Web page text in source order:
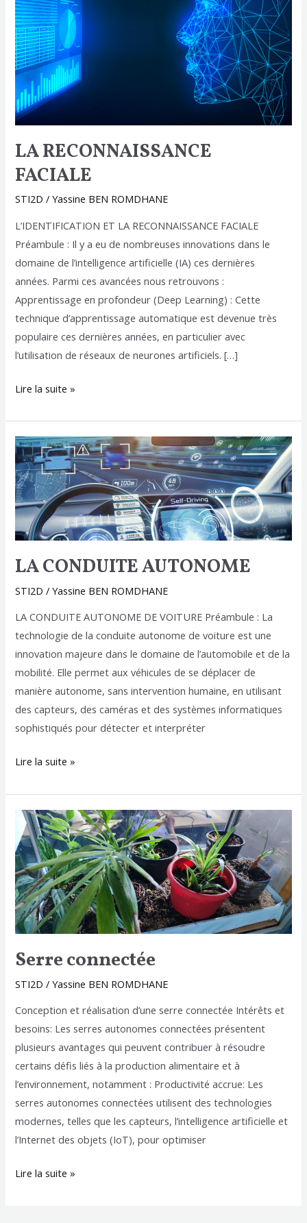
LA RECONNAISSANCE
FACIALE
STI2D /Yassine BEN ROMDHANE
L’IDENTIFICATION ET LA RECONNAISSANCE FACIALE
Préambule : Il y a eu de nombreuses innovations dans le
domaine de l’intelligence artificielle (IA) ces dernières
années. Parmi ces avancées nous retrouvons :
Apprentissage en profondeur (Deep Learning) : Cette
technique d’apprentissage automatique est devenue très
populaire ces dernières années, en particulier avec
l’utilisation de réseaux de neurones artificiels. […]
Lire la suite »
LA CONDUITE AUTONOME
STI2D /Yassine BEN ROMDHANE
LA CONDUITE AUTONOME DE VOITURE Préambule : La
technologie de la conduite autonome de voiture est une
innovation majeure dans le domaine de l’automobile et de la
mobilité. Elle permet aux véhicules de se déplacer de
manière autonome, sans intervention humaine, en utilisant
des capteurs, des caméras et des systèmes informatiques
sophistiqués pour détecter et interpréter
LA
CONDUITE
AUTONOME
Lire la suite »
Serre connectée
STI2D /Yassine BEN ROMDHANE
Conception et réalisation d’une serre connectée Intérêts et
besoins: Les serres autonomes connectées présentent
plusieurs avantages qui peuvent contribuer à résoudre
certains défis liés à la production alimentaire et à
l’environnement, notamment : Productivité accrue: Les
serres autonomes connectées utilisent des technologies
modernes, telles que les capteurs, l’intelligence artificielle et
l’Internet des objets (IoT), pour optimiser
Serre
connectée
Lire la suite »